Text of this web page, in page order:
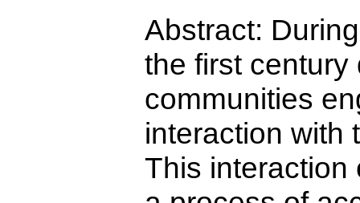
Abstract:
the first century
communities
interaction with
This interaction